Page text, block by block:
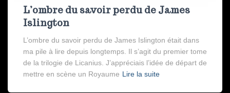
L’ombre du savoir perdu de James
Islington
L’ombre du savoir perdu de James Islington était dans
ma pile à lire depuis longtemps. Il s’agit du premier tome
de la trilogie de Licanius. J’appréciais l’idée de départ de
mettre en scène un Royaume Lire la suite